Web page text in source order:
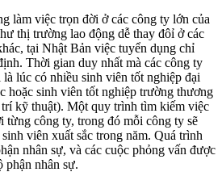
làm việc trọn đời ở các công ty lớn của
thị trường lao động dễ thay đôỉ ở các
tại Nhật Bản việc tuyển dụng chỉ
Thời gian duy nhất mà các công ty
lúc có nhiều sinh viên tốt nghiệp đại
hoặc sinh viên tốt nghiệp trường thương
kỹ thuật). Một quy trình tìm kiếm việc
từng công ty, trong đó mỗi công ty sẽ
viên xuất sắc trong năm. Quá trình
nhân sự, và các cuộc phỏng vấn được
phận nhân sự.